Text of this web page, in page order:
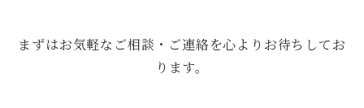
まずはお気軽なご相談・ご連絡を心よりお待ちしてお
ります。